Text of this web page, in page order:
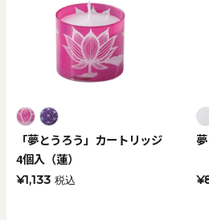
「夢とうろう」カートリッジ
4個入（蓮）
¥1,133 税込